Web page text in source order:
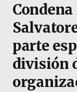
parte
división